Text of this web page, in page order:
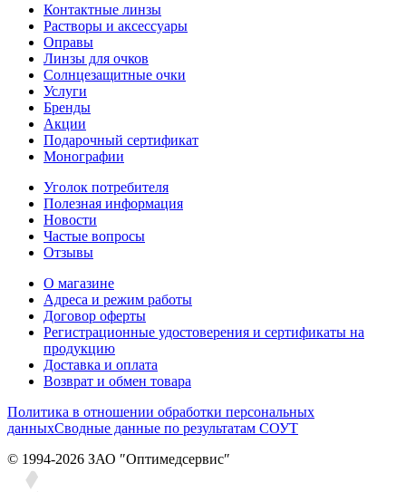
Контактные линзы
Растворы и аксессуары
Оправы
Линзы для очков
Солнцезащитные очки
Услуги
Бренды
Акции
Подарочный сертификат
Монографии
Уголок потребителя
Полезная информация
Новости
Частые вопросы
Отзывы
О магазине
Адреса и режим работы
Договор оферты
Регистрационные удостоверения и сертификаты на
продукцию
Доставка и оплата
Возврат и обмен товара
Политика в отношении обработки персональных
данныхСводные данные по результатам СОУТ
© 1994-2026 ЗАО ″Оптимедсервис″